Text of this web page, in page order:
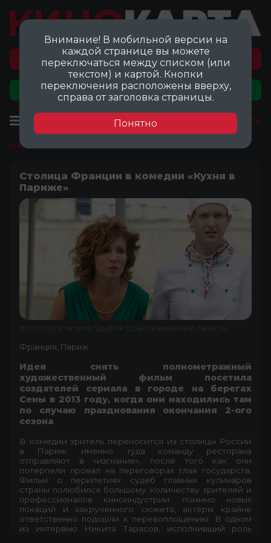
Перейти на карту локаций ©
Добавить локацию
Посмотреть на карте
‹‹ Перейти ко всем локациям
Столица Франции в комедии «Кухня в
Париже»
фото посетителя Sputnik с сайта www.kino-teatr.ru
Франция, Париж
Идея снять полнометражный
художественный фильм посетила
создателей сериала в городе на берегах
Сены в 2013 году, когда они находились там
по случаю празднования окончания 2-ого
сезона
В комедии зритель переносится из столицы России
в Париж: именно туда команду ресторана
отправляют в «изгнание», после того как они
потерпели провал на переговорах глав государств.
Фильм о перипетиях судеб главных кулинаров
страны полюбился большому количеству зрителей и
профессионалов киноиндустрии: помимо новых
локаций и закрученного сюжета, актёры крайне
ответственно подошли к перевоплощению. В одном
из интервью Никита Тарасов, исполнивший роль
Внимание! В мобильной версии на
каждой странице вы можете
переключаться между списком (или
текстом) и картой. Кнопки
переключения расположены вверху,
справа от заголовка страницы.
Понятно